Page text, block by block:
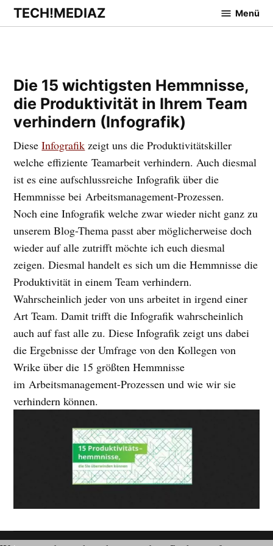
Zum
Inhalt
TECH!MEDIAZ Menü
Die 15 wichtigsten Hemmnisse,
die Produktivität in Ihrem Team
verhindern (Infografik)
DieseInfografik zeigt uns die Produktivitätskiller
welche effiziente Teamarbeit verhindern. Auch diesmal
ist es eine aufschlussreiche Infografik über die
Hemmnisse bei Arbeitsmanagement-Prozessen.
Noch eine Infografik welche zwar wieder nicht ganz zu
unserem Blog-Thema passt aber möglicherweise doch
wieder auf alle zutrifft möchte ich euch diesmal
zeigen. Diesmal handelt es sich um die Hemmnisse die
Produktivität in einem Team verhindern.
Wahrscheinlich jeder von uns arbeitet in irgend einer
Art Team. Damit trifft die Infografik wahrscheinlich
auch auf fast alle zu. Diese Infografik zeigt uns dabei
die Ergebnisse der Umfrage von den Kollegen von
Wrike über die 15 größten Hemmnisse
im Arbeitsmanagement-Prozessen und wie wir sie
verhindern können.